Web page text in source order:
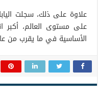
علاوة على ذلك، سجلت
على مستوى العالم،
الأساسية في ما يقرب من